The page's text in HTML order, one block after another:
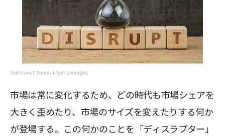
Nuthawut Somsuk/gettyimages
市場は常に変化するため、どの時代も市場シェアを
大きく歪めたり、市場のサイズを変えたりする何か
が登場する。この何かのことを「ディスラプター」